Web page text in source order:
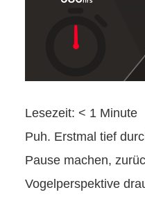
Lesezeit: < 1 Minute
Puh. Erstmal tief
Pause machen,
Vogelperspektive